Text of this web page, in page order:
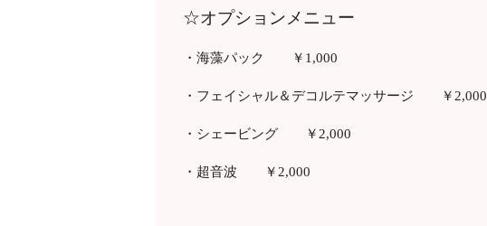
☆オプションメニュー
・海藻パック ￥1,000
・フェイシャル＆デコルテマッサージ ￥2,000
・シェービング ￥2,000
・超音波 ￥2,000